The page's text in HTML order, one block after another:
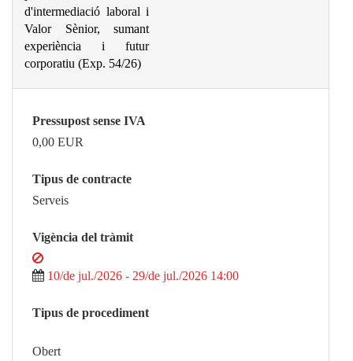
d'intermediació laboral i
Valor Sènior, sumant
experiència i futur
corporatiu (Exp. 54/26)
Pressupost sense IVA
0,00 EUR
Tipus de contracte
Serveis
Vigència del tràmit
10/de jul./2026 - 29/de jul./2026 14:00
Tipus de procediment
Obert